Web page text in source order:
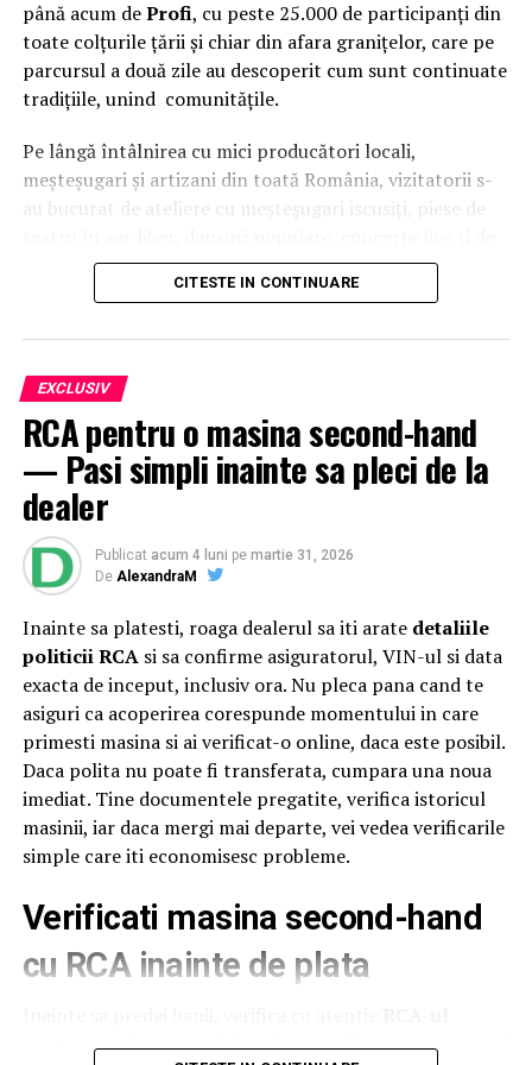
până acum deProfi, cu peste 25.000 de participanți din
toate colțurile țării și chiar din afara granițelor, care pe
parcursul a două zile au descoperit cum sunt continuate
tradițiile, unind comunitățile.
Pe lângă întâlnirea cu mici producători locali,
meșteșugari și artizani din toată România, vizitatorii s-
au bucurat de ateliere cu meșteșugari iscusiți, piese de
o intervenție surpriză aGrupului Vocal SONG. Pe scena
celei de-a patra ediții a festivaluluiSuflet de România
David Ciente, Maria Chivu
Evenimentul s-a desfășurat cu participarea Majestății
Sale Margareta, Custodele Coroanei României, a
Alteței Sale Regale Radu, Principele Consort al
României, alături de
Ahold Delhaize România,Mihai Spulber
Lead Profi,Gabriela Sîrbu
Ahold Delhaize România, numeroase oficialități,
autorități centrale și locale și alți reprezentanțiProfiși
Mega Image. Startul oficial a fost dat sâmbătă, după ce
distinsul grup a încheiat un tur al micilor producători și
artizani.
Evenimentul a continuat și tradiția caravanei medicale,
oferind din nou consultații gratuite pentru comunitatea
din Săvârșin și împrejurimi, cu ajutorul unor medici
specialiști în oftalmologie, cardiologie, neurologie,
oamenilor, mai ales al celor cu posibilitate redusă de
calitate, prin implicarea experților de la Asociația ATI
„Suflet de România este o oglindă pentru tot ceea ce
CITESTE IN CONTINUARE
EXCLUSIV
RCA pentru o masina second-hand
— Pasi simpli inainte sa pleci de la
dealer
Publicat acum 4 luni pe martie 31, 2026
De AlexandraM
Inainte sa platesti, roaga dealerul sa iti arate detaliile
politicii RCAsi sa confirme asiguratorul, VIN-ul si data
exacta de inceput, inclusiv ora. Nu pleca pana cand te
asiguri ca acoperirea corespunde momentului in care
primesti masina si ai verificat-o online, daca este posibil.
Daca polita nu poate fi transferata, cumpara una noua
imediat. Tine documentele pregatite, verifica istoricul
masinii, iar daca mergi mai departe, vei vedea verificarile
simple care iti economisesc probleme.
Verificati masina second-hand
cu RCA inainte de plata
pentru masina second-handca sa stii exact ce semnezi